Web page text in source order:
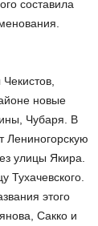
составила
новые
Чубаря. В
Лениногорскую
улицы Якира.
Тухачевского.
этого
Сакко и